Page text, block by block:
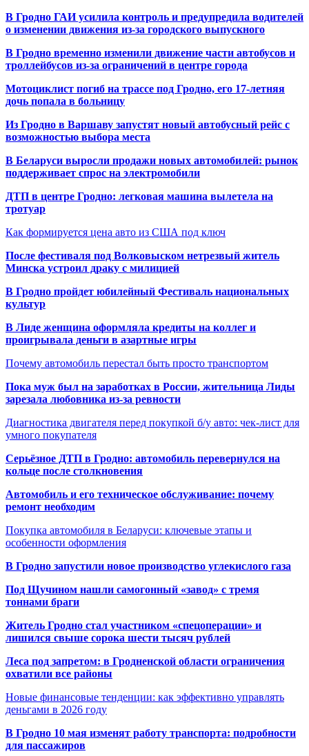
В Гродно ГАИ усилила контроль и предупредила водителей
о изменении движения из-за городского выпускного
В Гродно временно изменили движение части автобусов и
троллейбусов из-за ограничений в центре города
Мотоциклист погиб на трассе под Гродно, его 17-летняя
дочь попала в больницу
Из Гродно в Варшаву запустят новый автобусный рейс с
возможностью выбора места
В Беларуси выросли продажи новых автомобилей: рынок
поддерживает спрос на электромобили
ДТП в центре Гродно: легковая машина вылетела на
тротуар
Как формируется цена авто из США под ключ
После фестиваля под Волковыском нетрезвый житель
Минска устроил драку с милицией
В Гродно пройдет юбилейный Фестиваль национальных
культур
В Лиде женщина оформляла кредиты на коллег и
проигрывала деньги в азартные игры
Почему автомобиль перестал быть просто транспортом
Пока муж был на заработках в России, жительница Лиды
зарезала любовника из-за ревности
Диагностика двигателя перед покупкой б/у авто: чек-лист для
умного покупателя
Серьёзное ДТП в Гродно: автомобиль перевернулся на
кольце после столкновения
Автомобиль и его техническое обслуживание: почему
ремонт необходим
Покупка автомобиля в Беларуси: ключевые этапы и
особенности оформления
В Гродно запустили новое производство углекислого газа
Под Щучином нашли самогонный «завод» с тремя
тоннами браги
Житель Гродно стал участником «спецоперации» и
лишился свыше сорока шести тысяч рублей
Леса под запретом: в Гродненской области ограничения
охватили все районы
Новые финансовые тенденции: как эффективно управлять
деньгами в 2026 году
В Гродно 10 мая изменят работу транспорта: подробности
для пассажиров